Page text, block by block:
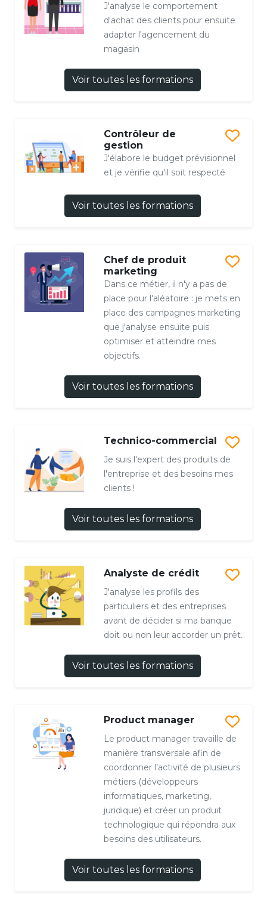
J'analyse le comportement
d'achat des clients pour ensuite
adapter l'agencement du
magasin
Voir toutes les formations
Contrôleur de
gestion
J'élabore le budget prévisionnel
et je vérifie qu'il soit respecté
Voir toutes les formations
Chef de produit
marketing
Dans ce métier, il n'y a pas de
place pour l'aléatoire : je mets en
place des campagnes marketing
que j'analyse ensuite puis
optimiser et atteindre mes
objectifs.
Voir toutes les formations
Technico-commercial
Je suis l'expert des produits de
l'entreprise et des besoins mes
clients !
Voir toutes les formations
Analyste de crédit
J'analyse les profils des
particuliers et des entreprises
avant de décider si ma banque
doit ou non leur accorder un prêt.
Voir toutes les formations
Product manager
Le product manager travaille de
manière transversale afin de
coordonner l’activité de plusieurs
métiers (développeurs
informatiques, marketing,
juridique) et créer un produit
technologique qui répondra aux
besoins des utilisateurs.
Voir toutes les formations